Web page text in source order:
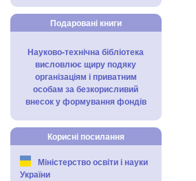
Подаровані книги
Науково-технічна бібліотека
висловлює щиру подяку
організаціям і приватним
особам за безкорисливий
внесок у формування фондів
Корисні посилання
Міністерство освіти і науки
України